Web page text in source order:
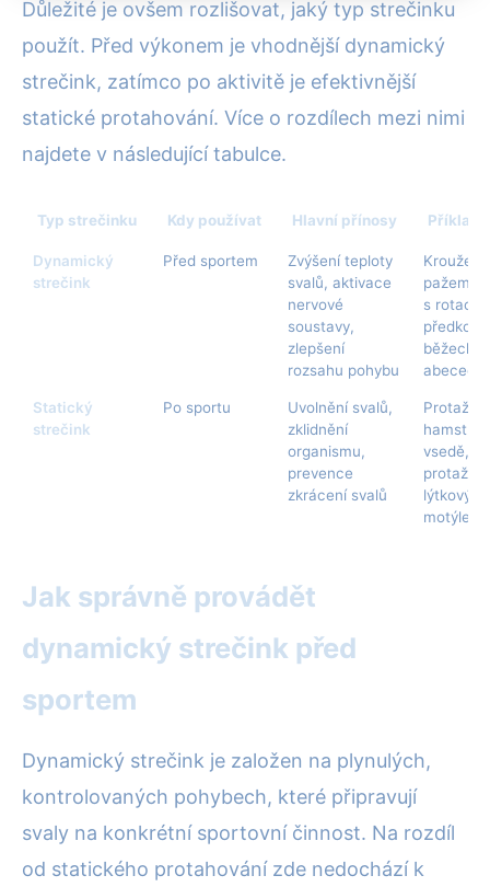
Důležité je ovšem rozlišovat, jaký typ strečinku
použít. Před výkonem je vhodnější dynamický
strečink, zatímco po aktivitě je efektivnější
statické protahování. Více o rozdílech mezi nimi
najdete v následující tabulce.
Typ strečinku Kdy používat Hlavní přínosy
Dynamický
strečink
Před sportem
Zvýšení teploty
svalů, aktivace
nervové
soustavy,
zlepšení
rozsahu pohybu
Kroužení
pažemi,
s rotací,
běžecká
abeceda
Statický
strečink
Po sportu
Uvolnění svalů,
zklidnění
organismu,
prevence
zkrácení svalů
Protažení
vsedě,
protažení
motýlek
Jak správně provádět
dynamický strečink před
sportem
Dynamický strečink je založen na plynulých,
kontrolovaných pohybech, které připravují
svaly na konkrétní sportovní činnost. Na rozdíl
od statického protahování zde nedochází k